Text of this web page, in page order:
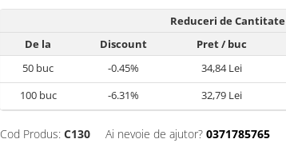
Reduceri de Cantitate
De la
Discount Pret/ buc
50 buc -0.45% 34,84 Lei
100buc -6.31% 32,79 Lei
Cod Produs: C130 Ai nevoie de ajutor? 0371785765